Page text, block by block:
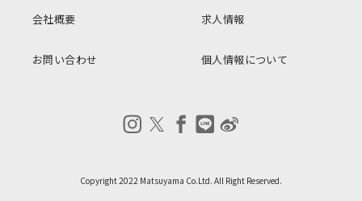
会社概要 求人情報
お問い合わせ 個人情報について
Copyright 2022 Matsuyama Co.Ltd. All Right Reserved.